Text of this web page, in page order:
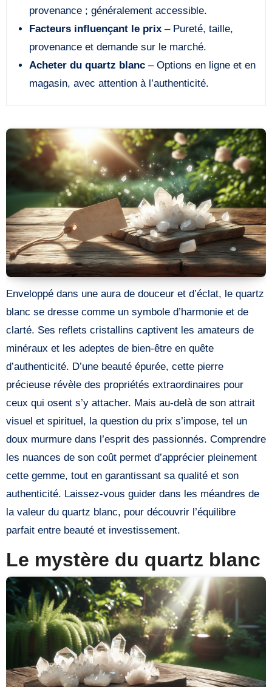
provenance ; généralement accessible.
Facteurs influençant le prix– Pureté, taille,
provenance et demande sur le marché.
Acheter du quartz blanc– Options en ligne et en
magasin, avec attention à l’authenticité.
Enveloppé dans une aura de douceur et d’éclat, le quartz
blanc se dresse comme un symbole d’harmonie et de
clarté. Ses reflets cristallins captivent les amateurs de
minéraux et les adeptes de bien-être en quête
d’authenticité. D’une beauté épurée, cette pierre
précieuse révèle des propriétés extraordinaires pour
ceux qui osent s’y attacher. Mais au-delà de son attrait
visuel et spirituel, la question du prix s’impose, tel un
doux murmure dans l’esprit des passionnés. Comprendre
les nuances de son coût permet d’apprécier pleinement
cette gemme, tout en garantissant sa qualité et son
authenticité. Laissez-vous guider dans les méandres de
la valeur du quartz blanc, pour découvrir l’équilibre
parfait entre beauté et investissement.
Le mystère du quartz blanc